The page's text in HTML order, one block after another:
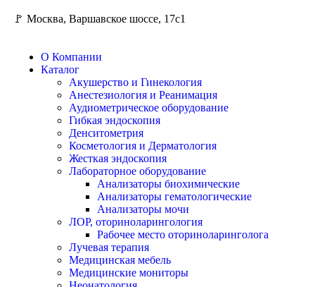
🚩 Москва, Варшавское шоссе, 17с1
О Компании
Каталог
Акушерство и Гинекология
Анестезиология и Реанимация
Аудиометрическое оборудование
Гибкая эндоскопия
Денситометрия
Косметология и Дерматология
Жесткая эндоскопия
Лабораторное оборудование
Анализаторы биохимические
Анализаторы гематологические
Анализаторы мочи
ЛОР, оториноларингология
Рабочее место оториноларинголога
Лучевая терапия
Медицинская мебель
Медицинские мониторы